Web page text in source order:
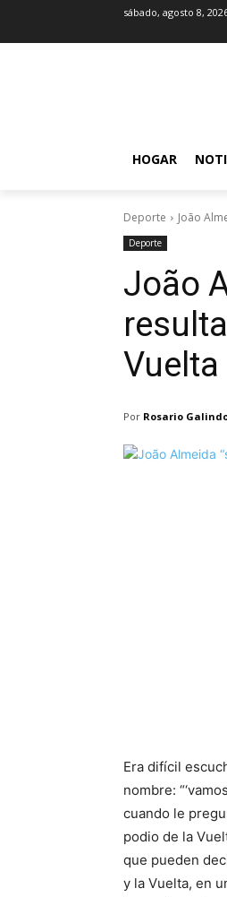
sábado, agosto 8,
HOGAR
Deporte João
Deporte
João
Por Rosario
Era difícil
nombre:
cuando le
podio de la
que pueden
y la Vuelta, en